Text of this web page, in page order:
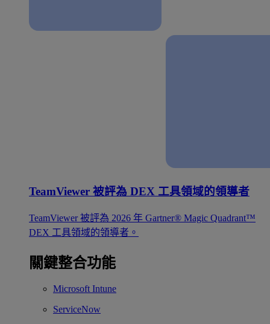
TeamViewer 被評為 DEX 工具領域的領導者
TeamViewer 被評為 2026 年 Gartner® Magic Quadrant™
DEX 工具領域的領導者。
關鍵整合功能
Microsoft Intune
ServiceNow